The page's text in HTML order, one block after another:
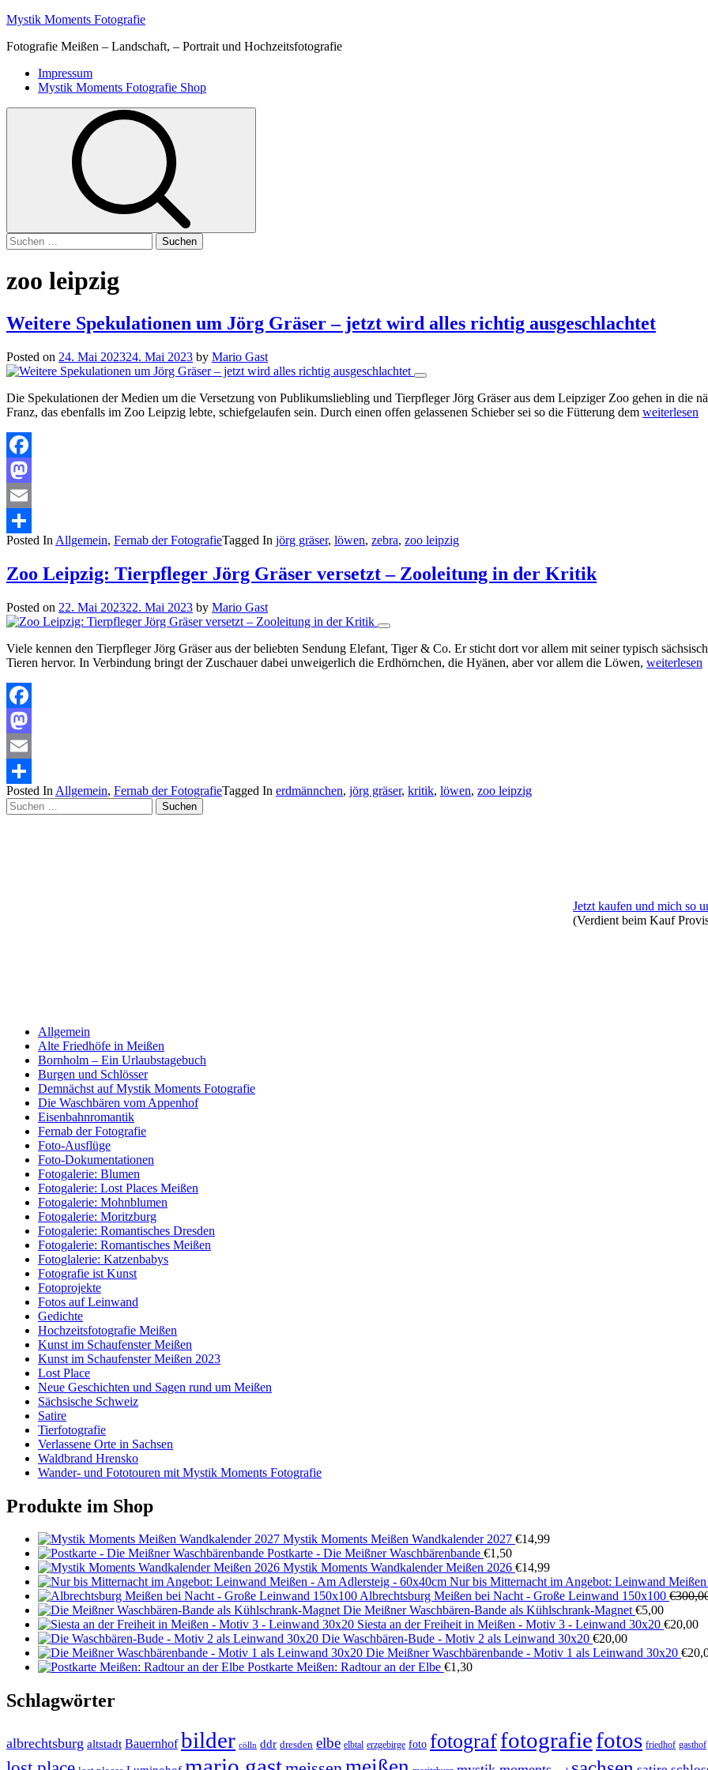
Skip
content
Mystik Moments Fotografie
Fotografie Meißen – Landschaft, – Portrait und Hochzeitsfotografie
Primary
Menu
Impressum
Mystik Moments Fotografie Shop
Suchen
nach:
zoo leipzig
Weitere Spekulationen um Jörg Gräser – jetzt wird alles richtig ausgeschlachtet
Posted on 24. Mai 202324. Mai 2023 by Mario Gast
Die Spekulationen der Medien um die Versetzung von Publikumsliebling und Tierpfleger Jörg Gräser aus dem Leipziger Zoo gehen in die
Franz, das ebenfalls im Zoo Leipzig lebte, schiefgelaufen sein. Durch einen offen gelassenen Schieber sei so die Fütterung dem weiterlesen
Facebook
Mastodon
Email
Teilen
Posted In Allgemein, Fernab der FotografieTagged In jörg gräser, löwen, zebra, zoo leipzig
Zoo Leipzig: Tierpfleger Jörg Gräser versetzt – Zooleitung in der Kritik
Posted on 22. Mai 202322. Mai 2023 by Mario Gast
Viele kennen den Tierpfleger Jörg Gräser aus der beliebten Sendung Elefant, Tiger & Co. Er sticht dort vor allem mit seiner typisch
Tieren hervor. In Verbindung bringt der Zuschauer dabei unweigerlich die Erdhörnchen, die Hyänen, aber vor allem die Löwen, weiterlesen
Facebook
Mastodon
Email
Teilen
Posted In Allgemein, Fernab der FotografieTagged In erdmännchen, jörg gräser, kritik, löwen, zoo leipzig
Suchen
nach:
Jetzt kaufen und mich so
(Verdient beim Kauf
Allgemein
Alte Friedhöfe in Meißen
Bornholm – Ein Urlaubstagebuch
Burgen und Schlösser
Demnächst auf Mystik Moments Fotografie
Die Waschbären vom Appenhof
Eisenbahnromantik
Fernab der Fotografie
Foto-Ausflüge
Foto-Dokumentationen
Fotogalerie: Blumen
Fotogalerie: Lost Places Meißen
Fotogalerie: Mohnblumen
Fotogalerie: Moritzburg
Fotogalerie: Romantisches Dresden
Fotogalerie: Romantisches Meißen
Fotoglalerie: Katzenbabys
Fotografie ist Kunst
Fotoprojekte
Fotos auf Leinwand
Gedichte
Hochzeitsfotografie Meißen
Kunst im Schaufenster Meißen
Kunst im Schaufenster Meißen 2023
Lost Place
Neue Geschichten und Sagen rund um Meißen
Sächsische Schweiz
Satire
Tierfotografie
Verlassene Orte in Sachsen
Waldbrand Hrensko
Wander- und Fototouren mit Mystik Moments Fotografie
Produkte im Shop
Mystik Moments Meißen Wandkalender 2027 €14,99
Postkarte - Die Meißner Waschbärenbande €1,50
Mystik Moments Wandkalender Meißen 2026 €14,99
Nur bis Mitternacht im Angebot: Leinwand
Albrechtsburg Meißen bei Nacht - Große Leinwand 150x100 €
Die Meißner Waschbären-Bande als Kühlschrank-Magnet €5,00
Siesta an der Freiheit in Meißen - Motiv 3 - Leinwand 30x20 €20,00
Die Waschbären-Bude - Motiv 2 als Leinwand 30x20 €20,00
Die Meißner Waschbärenbande - Motiv 1 als Leinwand 30x20 €
Postkarte Meißen: Radtour an der Elbe €1,30
Schlagwörter
albrechtsburg altstadt Bauernhof bilder cölln ddr dresden elbe elbtal erzgebirge foto fotograffotografiefotos friedhof gasthof